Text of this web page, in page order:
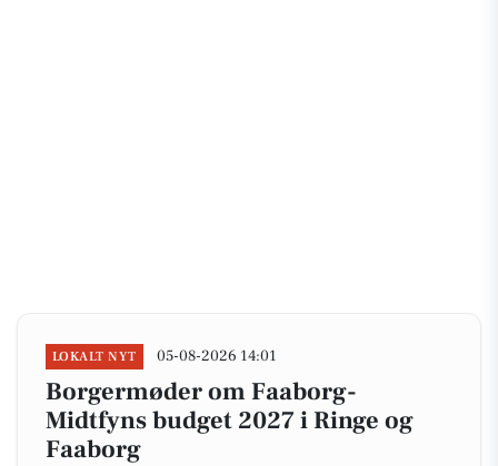
LOKALT NYT 05-08-2026 14:01
Borgermøder om Faaborg-
Midtfyns budget 2027 i Ringe og
Faaborg